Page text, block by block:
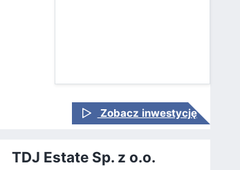
Zobacz inwestycję
TDJ Estate Sp. z o.o.